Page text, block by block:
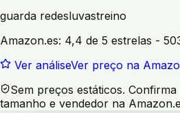
guarda redesluvastreino
Amazon.es: 4,4 de 5 estrelas -
Ver análiseVer preço na
Sem preços estáticos.
tamanho e vendedor na